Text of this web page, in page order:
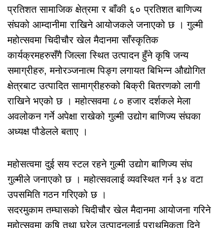
प्रतिशत सामाजिक क्षेत्रमा र बाँकी ६० प्रतिशत बाणिज्य
संघको आम्दानीमा राखिने आयोजकले जनाएको छ । गुल्मी
महोत्सवमा चिदीचौर खेल मैदानमा साँस्कृतिक
कार्यक्रमहरुसँगै जिल्ला स्थित उत्पादन हुँने कृषि जन्य
समाग्रीहरु, मनोरञ्जनात्म पिङ्ग लगायत बिभिन्न औद्योगित
क्षेत्रबाट उत्पादित सामाग्रीहरुको बिक्री बितरणको लागी
राखिने भएको छ । महोत्सवमा ८० हजार दर्शकले मेला
अवलोकन गर्ने अपेक्षा राखेको गुल्मी उद्योग बाणिज्य संघका
अध्यक्ष पौडेलले बताए ।
महोसत्वमा दुई सय स्टल रहने गुल्मी उद्योग बाणिज्य संघ
गुल्मीले जनाएको छ । महोत्सवलाई व्यवस्थित गर्न ३४ वटा
उपसमिति गठन गरिएको छ ।
सदरमुकाम तम्घासको चिदीचौर खेल मैदानमा आयोजना गरिने
महोत्सवमा कृषि तथा घरेलु उत्पादनलाई प्राथमिकता दिने